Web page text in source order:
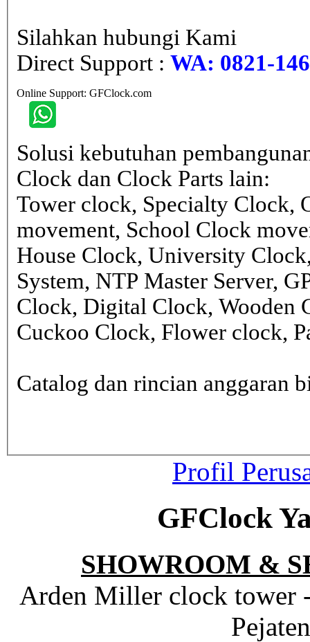
Silahkan hubungi Kami
Direct Support : WA: 0821-
Online Support: GFClock.com
Solusi kebutuhan
Clock dan Clock Parts lain:
Tower clock, Specialty Clock,
movement, School Clock
House Clock, University
System, NTP Master Server,
Clock, Digital Clock, Wooden
Cuckoo Clock, Flower clock,
Catalog dan rincian anggaran
Profil
GFClock
SHOWROOM &
Arden Miller clock tower